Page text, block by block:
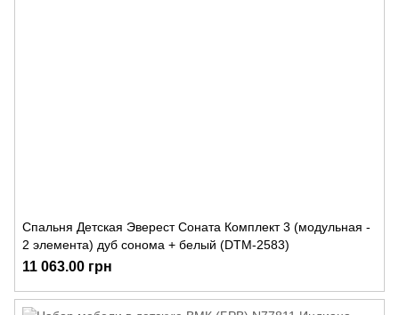
Спальня Детская Эверест Соната Комплект 3 (модульная -
2 элемента) дуб сонома + белый (DTM-2583)
11 063.00 грн